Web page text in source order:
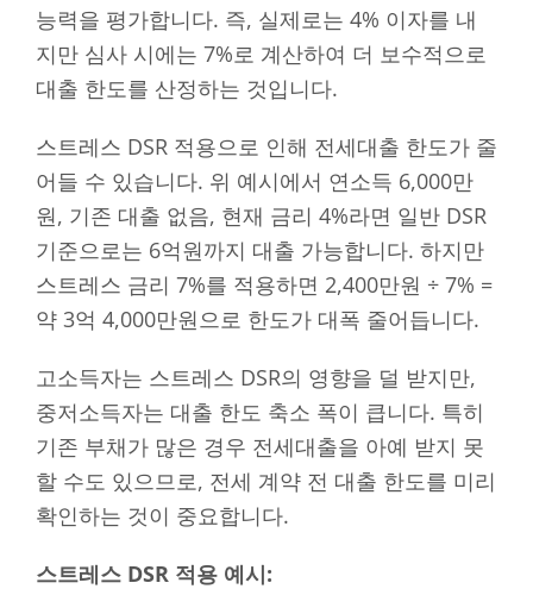
능력을 평가합니다. 즉, 실제로는 4% 이자를 내
지만 심사 시에는 7%로 계산하여 더 보수적으로
대출 한도를 산정하는 것입니다.
스트레스 DSR 적용으로 인해 전세대출 한도가 줄
어들 수 있습니다. 위 예시에서 연소득 6,000만
원, 기존 대출 없음, 현재 금리 4%라면 일반 DSR
기준으로는 6억원까지 대출 가능합니다. 하지만
스트레스 금리 7%를 적용하면 2,400만원 ÷ 7% =
약 3억 4,000만원으로 한도가 대폭 줄어듭니다.
고소득자는 스트레스 DSR의 영향을 덜 받지만,
중저소득자는 대출 한도 축소 폭이 큽니다. 특히
기존 부채가 많은 경우 전세대출을 아예 받지 못
할 수도 있으므로, 전세 계약 전 대출 한도를 미리
확인하는 것이 중요합니다.
스트레스 DSR 적용 예시: